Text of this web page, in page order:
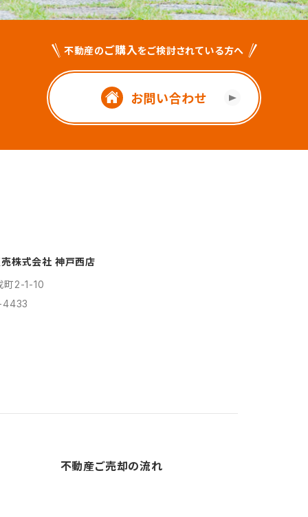
不動産のご購入をご検討されている方へ
お問い合わせ
株式会社 神戸西店
町2-1-10
4433
不動産ご売却の流れ